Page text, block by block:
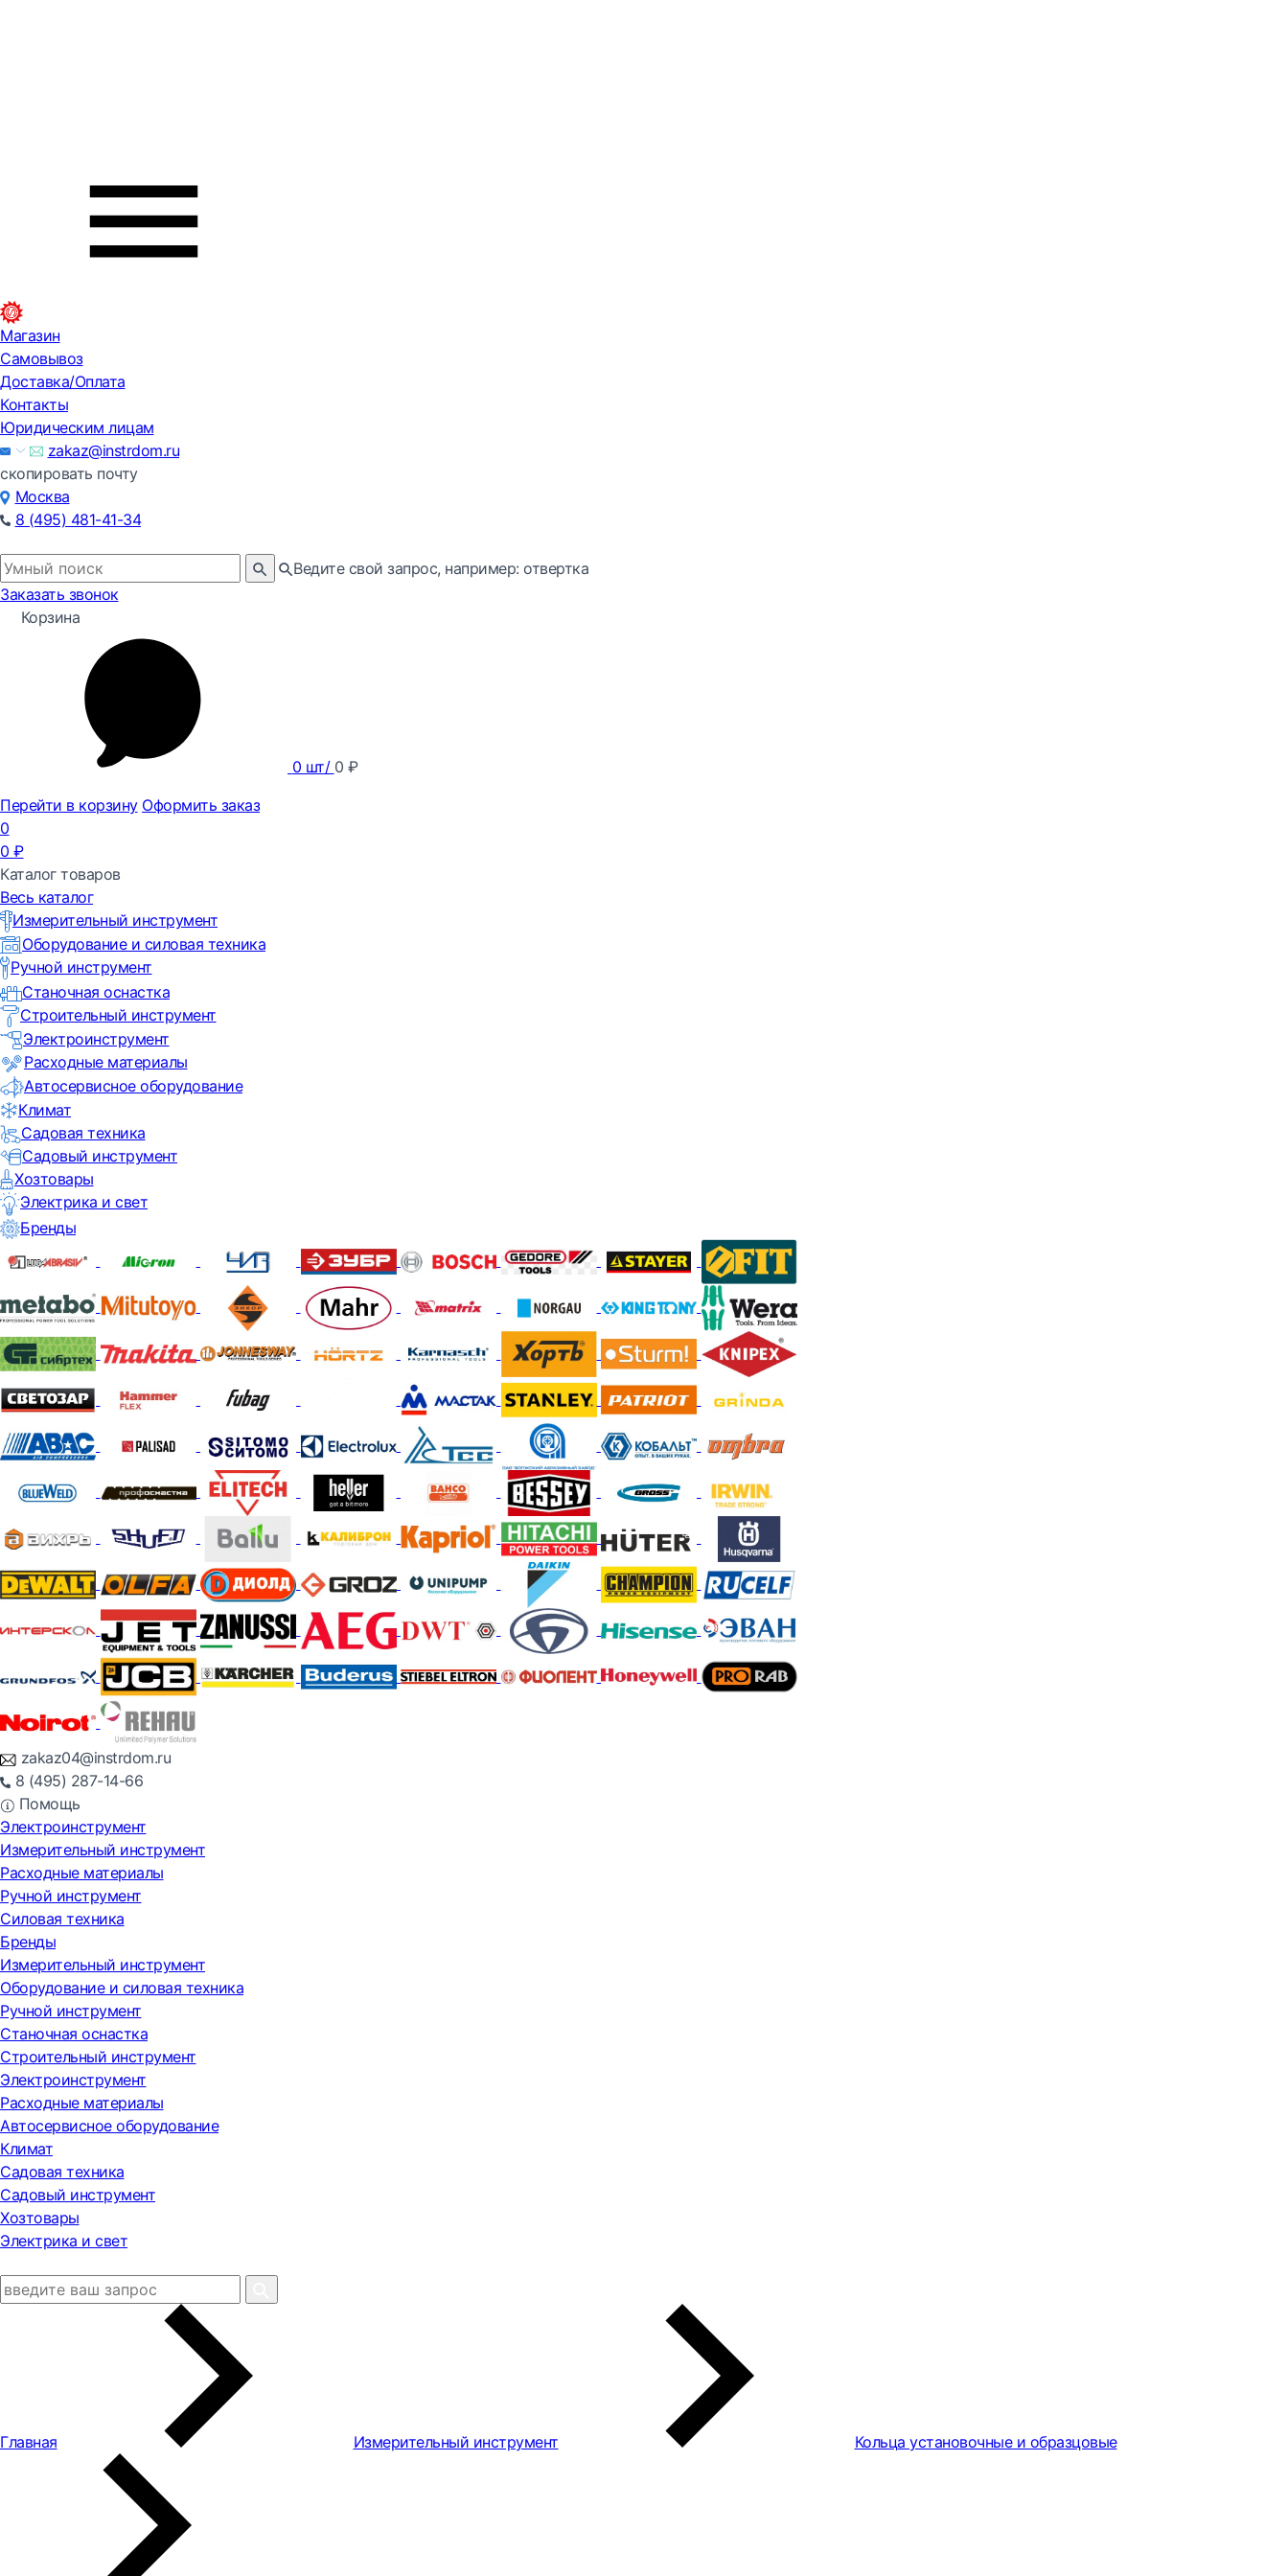
Магазин
Самовывоз
Доставка/Оплата
Контакты
Юридическим лицам
zakaz@instrdom.ru
скопировать почту
Москва
8 (495) 481-41-34
Ведите свой запрос, например: отвертка
Заказать звонок
Корзина
0 шт/ 0 ₽
Перейти в корзину Оформить заказ
0
0 ₽
Каталог товаров
Весь каталог
Измерительный инструмент
Оборудование и силовая техника
Ручной инструмент
Станочная оснастка
Строительный инструмент
Электроинструмент
Расходные материалы
Автосервисное оборудование
Климат
Садовая техника
Садовый инструмент
Хозтовары
Электрика и свет
Бренды
zakaz04@instrdom.ru
8 (495) 287-14-66
Помощь
Электроинструмент
Измерительный инструмент
Расходные материалы
Ручной инструмент
Силовая техника
Бренды
Измерительный инструмент
Оборудование и силовая техника
Ручной инструмент
Станочная оснастка
Строительный инструмент
Электроинструмент
Расходные материалы
Автосервисное оборудование
Климат
Садовая техника
Садовый инструмент
Хозтовары
Электрика и свет
Главная Измерительный инструмент Кольца установочные и образцовые